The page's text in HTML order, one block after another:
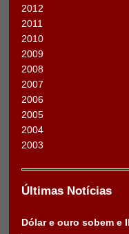
2012
2011
2010
2009
2008
2007
2006
2005
2004
2003
Últimas Notícias
Dólar e ouro sobem e